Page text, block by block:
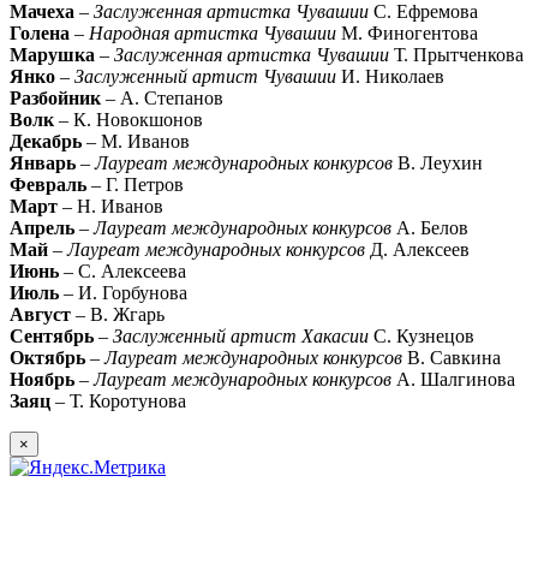
Мачеха – Заслуженная артистка Чувашии С. Ефремова
Голена – Народная артистка Чувашии М. Финогентова
Марушка – Заслуженная артистка Чувашии Т. Прытченкова
Янко – Заслуженный артист Чувашии И. Николаев
Разбойник– А. Степанов
Волк– К. Новокшонов
Декабрь – М. Иванов
Январь –Лауреат международных конкурсов В. Леухин
Февраль – Г. Петров
Март – Н. Иванов
Апрель –Лауреат международных конкурсов А. Белов
Май –Лауреат международных конкурсов Д. Алексеев
Июнь – С. Алексеева
Июль – И. Горбунова
Август – В. Жгарь
Сентябрь – Заслуженный артист Хакасии С. Кузнецов
Октябрь –Лауреат международных конкурсов В. Савкина
Ноябрь –Лауреат международных конкурсов А. Шалгинова
Заяц – Т. Коротунова
×